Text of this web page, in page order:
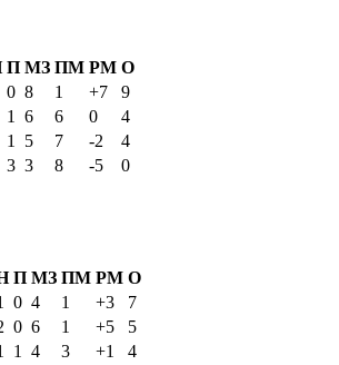
П МЗ ПМ РМ О
0 8 1 +7
9
1 6 6 0
4
1 5 7 -2
4
3 3 8 -5
0
П МЗ ПМ РМ О
0 4 1 +3
7
0 6 1 +5
5
1 4 3 +1
4